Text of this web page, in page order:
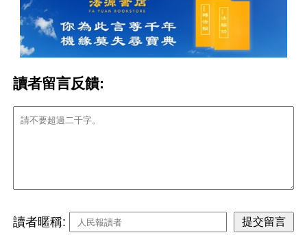
讀者留言反饋:
讀者暱稱: